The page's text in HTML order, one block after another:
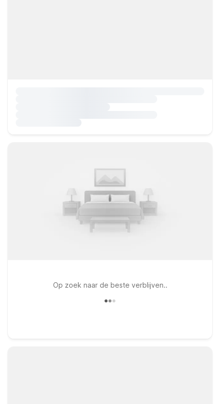
Op zoek naar de beste verblijven..